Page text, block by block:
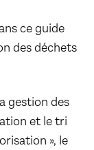
ce guide
des déchets
gestion des
et le tri
», le